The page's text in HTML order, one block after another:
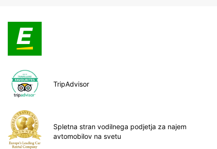
TripAdvisor
Spletna stran vodilnega podjetja za najem
avtomobilov na svetu